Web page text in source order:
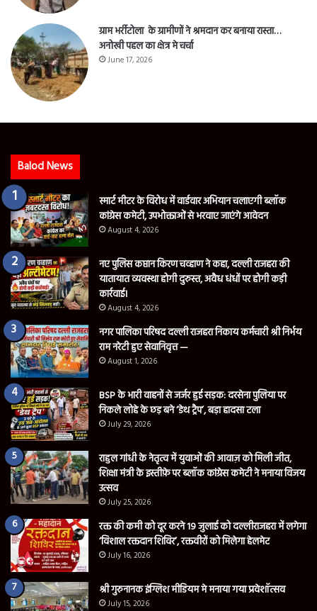
ग्राम भर्रीटोला के ग्रामीणों ने श्रमदान कर बनाया रास्ता…
अनोखी पहल का क्षेत्र मे चर्चा
June 17, 2026
Balod News
स्मार्ट मीटर के विरोध में वार्डवार अभियान चलाएगी ब्लॉक
कांग्रेस कमेटी, उपभोक्ताओं से भरवाए जाएंगे आवेदन
August 4, 2026
नए पुलिस कप्तान किरण चव्हाण ने कहा, दल्ली राजहरा की
यातायात व्यवस्था होगी दुरुस्त, अवैध धंधों पर होगी कड़ी
कार्रवाई।
August 4, 2026
नगर पालिका परिषद दल्ली राजहरा निकाय कर्मचारी श्री निर्भय
राम नरेटी हुए सेवानिवृत्त —
August 1, 2026
BSP के भारी वाहनों से जर्जर हुई सड़क: दरसेना पुलिया पर
निकले लोहे के छड़ बने ‘डेथ ट्रैप’, बड़ा हादसा टला
July 29, 2026
राहुल गांधी के नेतृत्व में युवाओं की आवाज़ को मिली जीत,
शिक्षा मंत्री के इस्तीफ़े पर ब्लॉक कांग्रेस कमेटी ने मनाया विजय
उत्सव
July 25, 2026
रक्त की कमी को दूर करने 19 जुलाई को दल्लीराजहरा में लगेगा
‘विशाल रक्तदान शिविर’, रक्तवीरों को मिलेगा हेलमेट
July 16, 2026
श्री गुरुनानक इंग्लिश मीडियम मे मनाया गया प्रवेशॉत्सव
July 15, 2026